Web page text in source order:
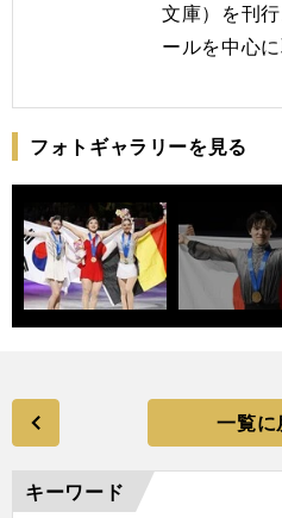
文庫）を刊
ールを中心に
フォトギャラリーを見る
一覧に
キーワード